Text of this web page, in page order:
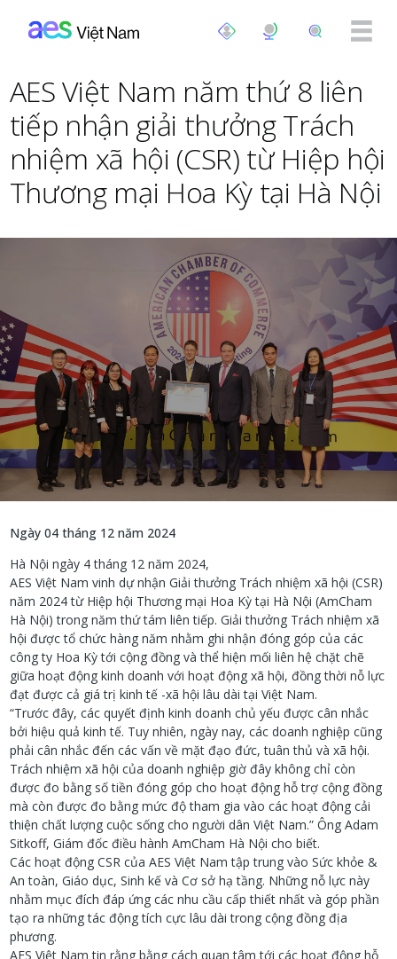
AES Việt Nam năm thứ 8 liên
tiếp nhận giải thưởng Trách
nhiệm xã hội (CSR) từ Hiệp hội
Thương mại Hoa Kỳ tại Hà Nội
Ngày 04 tháng 12 năm 2024
Hà Nội ngày 4 tháng 12 năm 2024,
AES Việt Nam vinh dự nhận Giải thưởng Trách nhiệm xã hội (CSR)
năm 2024 từ Hiệp hội Thương mại Hoa Kỳ tại Hà Nội (AmCham
Hà Nội) trong năm thứ tám liên tiếp. Giải thưởng Trách nhiệm xã
hội được tổ chức hàng năm nhằm ghi nhận đóng góp của các
công ty Hoa Kỳ tới cộng đồng và thể hiện mối liên hệ chặt chẽ
giữa hoạt động kinh doanh với hoạt động xã hội, đồng thời nỗ lực
đạt được cả giá trị kinh tế -xã hội lâu dài tại Việt Nam.
“Trước đây, các quyết định kinh doanh chủ yếu được cân nhắc
bởi hiệu quả kinh tế. Tuy nhiên, ngày nay, các doanh nghiệp cũng
phải cân nhắc đến các vấn về mặt đạo đức, tuân thủ và xã hội.
Trách nhiệm xã hội của doanh nghiệp giờ đây không chỉ còn
được đo bằng số tiền đóng góp cho hoạt động hỗ trợ cộng đồng
mà còn được đo bằng mức độ tham gia vào các hoạt động cải
thiện chất lượng cuộc sống cho người dân Việt Nam.” Ông Adam
Sitkoff, Giám đốc điều hành AmCham Hà Nội cho biết.
Các hoạt động ​​CSR của AES Việt Nam tập trung vào Sức khỏe &
An toàn, Giáo dục, Sinh kế và Cơ sở hạ tầng. Những nỗ lực này
nhằm mục đích đáp ứng các nhu cầu cấp thiết nhất và góp phần
tạo ra những tác động tích cực lâu dài trong cộng đồng địa
phương.
AES Việt Nam tin rằng bằng cách quan tâm tới các hoạt động hỗ